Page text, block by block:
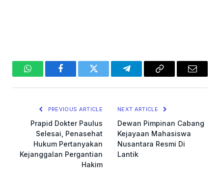
WhatsAppFacebookTwitter TelegramCopy
Email
PREVIOUS ARTICLE
Prapid Dokter Paulus
Selesai, Penasehat
Hukum Pertanyakan
Kejanggalan Pergantian
Hakim
NEXT ARTICLE
Dewan Pimpinan Cabang
Kejayaan Mahasiswa
Nusantara Resmi Di
Lantik